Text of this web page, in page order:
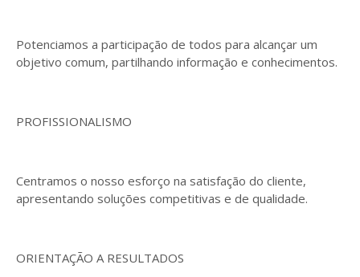
Potenciamos a participação de todos para alcançar um
objetivo comum, partilhando informação e conhecimentos.
PROFISSIONALISMO
Centramos o nosso esforço na satisfação do cliente,
apresentando soluções competitivas e de qualidade.
ORIENTAÇÃO A RESULTADOS